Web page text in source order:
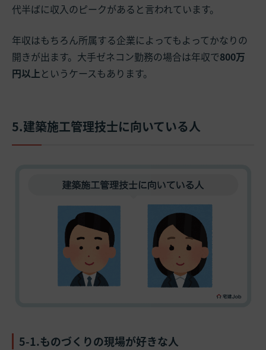
代半ばに収入のピークがあると言われています。
年収はもちろん所属する企業によってもよってかなりの
開きが出ます。大手ゼネコン勤務の場合は年収で800万
円以上 というケースもあります。
5.建築施工管理技士に向いている人
5-1.ものづくりの現場が好きな人